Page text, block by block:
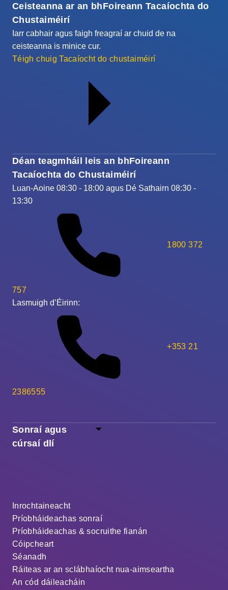
Sonraí agus
cúrsaí dlí
Inrochtaineacht
Príobháideachas sonraí
Príobháideachas & socruithe fianán
Cóipcheart
Séanadh
Ráiteas ar an sclábhaíocht nua-aimseartha
An cód dáileacháin
Ceisteanna ar an bhFoireann Tacaíochta do
Chustaiméirí
Iarr cabhair agus faigh freagraí ar chuid de na
ceisteanna is minice cur.
Téigh chuig Tacaíocht do chustaiméirí
Déan teagmháil leis an bhFoireann
Tacaíochta do Chustaiméirí
Luan-Aoine 08:30 - 18:00 agus Dé Sathairn 08:30 -
13:30
1800 372
757
Lasmuigh d’Éirinn:
+353 21
2386555